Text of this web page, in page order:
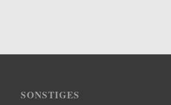
SONSTIGES